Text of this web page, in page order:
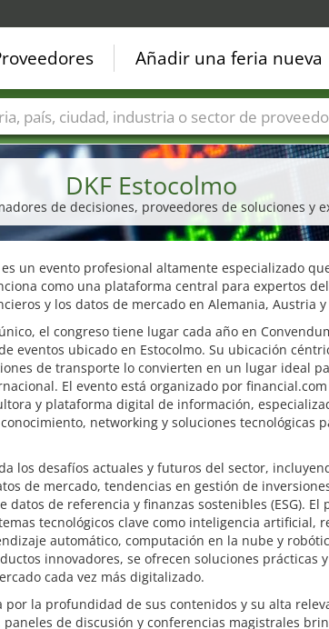
DKF Estocolmo
de decisiones, proveedores de soluciones y
es un evento profesional altamente especializado
como una plataforma central para expertos
y los datos de mercado en Alemania, Austria y
el congreso tiene lugar cada año en
eventos ubicado en Estocolmo. Su ubicación
de transporte lo convierten en un lugar ideal
El evento está organizado por financial.com
y plataforma digital de información,
networking y soluciones tecnológicas
los desafíos actuales y futuros del sector,
de mercado, tendencias en gestión de
datos de referencia y finanzas sostenibles (ESG). El
tecnológicos clave como inteligencia artificial,
automático, computación en la nube y
innovadores, se ofrecen soluciones prácticas
cada vez más digitalizado.
por la profundidad de sus contenidos y su alta
paneles de discusión y conferencias magistrales
Añadir una feria nueva
Ciudades Sectores de ferias Sectores de